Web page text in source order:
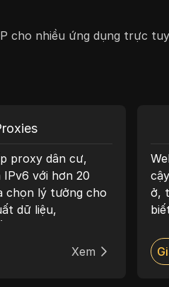
cho nhiều ứng dụng trực
toàn cầu trải rộng
và hơn 60 triệu địa chỉ
Thordata đảm bảo tỷ lệ
trong việc thu thập dữ
phương. Kết hợp
thiện với nhà phát triển
Xem